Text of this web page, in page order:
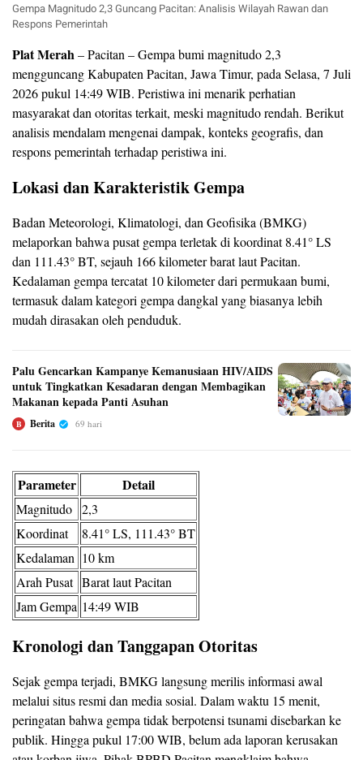
Gempa Magnitudo 2,3 Guncang Pacitan: Analisis Wilayah Rawan dan
Respons Pemerintah
Plat Merah– Pacitan – Gempa bumi magnitudo 2,3
mengguncang Kabupaten Pacitan, Jawa Timur, pada Selasa, 7 Juli
2026 pukul 14:49 WIB. Peristiwa ini menarik perhatian
masyarakat dan otoritas terkait, meski magnitudo rendah. Berikut
analisis mendalam mengenai dampak, konteks geografis, dan
respons pemerintah terhadap peristiwa ini.
Lokasi dan Karakteristik Gempa
Badan Meteorologi, Klimatologi, dan Geofisika (BMKG)
melaporkan bahwa pusat gempa terletak di koordinat 8.41° LS
dan 111.43° BT, sejauh 166 kilometer barat laut Pacitan.
Kedalaman gempa tercatat 10 kilometer dari permukaan bumi,
termasuk dalam kategori gempa dangkal yang biasanya lebih
mudah dirasakan oleh penduduk.
Palu Gencarkan Kampanye Kemanusiaan HIV/AIDS
untuk Tingkatkan Kesadaran dengan Membagikan
Makanan kepada Panti Asuhan
B Berita 69 hari
Parameter Detail
Magnitudo 2,3
Koordinat
8.41° LS, 111.43° BT
Kedalaman 10 km
Arah Pusat Barat laut Pacitan
Jam Gempa 14:49 WIB
Kronologi dan Tanggapan Otoritas
Sejak gempa terjadi, BMKG langsung merilis informasi awal
melalui situs resmi dan media sosial. Dalam waktu 15 menit,
peringatan bahwa gempa tidak berpotensi tsunami disebarkan ke
publik. Hingga pukul 17:00 WIB, belum ada laporan kerusakan